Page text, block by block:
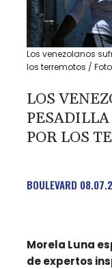
Los venezolanos
los terremotos / Foto:
LOS
PESADILLA
POR LOS
BOULEVARD
Morela Luna
de expertos